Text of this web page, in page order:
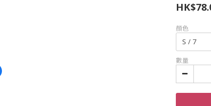
顏色
數量